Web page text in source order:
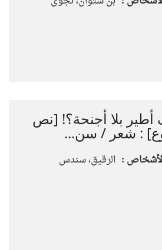
أطير بلا أجنحة؟! [نص
: شعر / سن...
: الرقيق، سندس